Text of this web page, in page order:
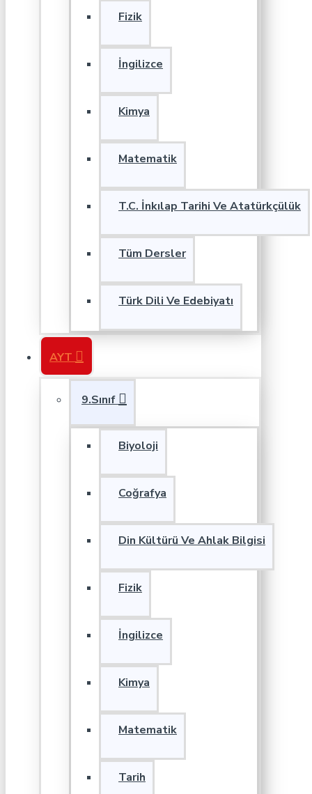
Fizik
İngilizce
Kimya
Matematik
T.C. İnkılap Tarihi Ve Atatürkçülük
Tüm Dersler
Türk Dili Ve Edebiyatı
AYT
9.Sınıf
Biyoloji
Coğrafya
Din Kültürü Ve Ahlak Bilgisi
Fizik
İngilizce
Kimya
Matematik
Tarih